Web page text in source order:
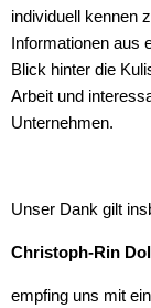
individuell kennen
Informationen aus
Blick hinter die
Arbeit und
Unternehmen.
Unser Dank gilt
Christoph-Rin
empfing uns mit